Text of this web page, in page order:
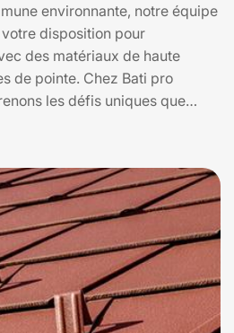
environnante, notre équipe
disposition pour
des matériaux de haute
de pointe. Chez Bati pro
les défis uniques que
Auriac L Eglise. C'est pourquoi
adaptées à vos besoins
pour des réparations mineures
Faites confiance à Bati
toiture durable et esthétique,
de Auriac L Eglise et vous
Contactez-nous dès
personnalisé et découvrez
de Auriac L Eglise, 15500,
leurs projets de rénovation de